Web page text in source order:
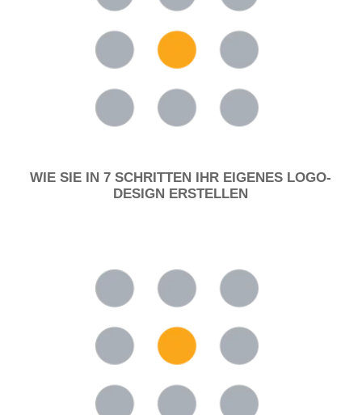
WIE SIE IN 7 SCHRITTEN IHR EIGENES LOGO-
DESIGN ERSTELLEN